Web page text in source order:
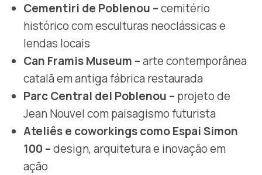
Cementiri de Poblenou –cemitério
histórico com esculturas neoclássicas e
lendas locais
Can Framis Museum –arte contemporânea
catalã em antiga fábrica restaurada
Parc Central del Poblenou – projeto de
Jean Nouvel com paisagismo futurista
Ateliês e coworkings como Espai Simon
100 –design, arquitetura e inovação em
ação